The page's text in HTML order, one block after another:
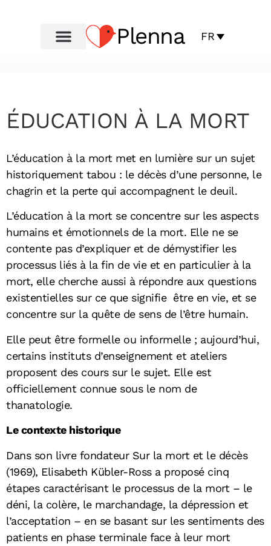
Plenna FR
ÉDUCATION À LA MORT
L’éducation à la mort met en lumière sur un sujet
historiquement tabou : le décès d’une personne, le
chagrin et la perte qui accompagnent le deuil.
L’éducation à la mort se concentre sur les aspects
humains et émotionnels de la mort. Elle ne se
contente pas d’expliquer et de démystifier les
processus liés à la fin de vie et en particulier à la
mort, elle cherche aussi à répondre aux questions
existentielles sur ce que signifie être en vie, et se
concentre sur la quête de sens de l’être humain.
Elle peut être formelle ou informelle ; aujourd’hui,
certains instituts d’enseignement et ateliers
proposent des cours sur le sujet. Elle est
officiellement connue sous le nom de
thanatologie.
Le contexte historique
Dans son livre fondateur Sur la mort et le décès
(1969), Elisabeth Kübler-Ross a proposé cinq
étapes caractérisant le processus de la mort – le
déni, la colère, le marchandage, la dépression et
l’acceptation – en se basant sur les sentiments des
patients en phase terminale face à leur mort